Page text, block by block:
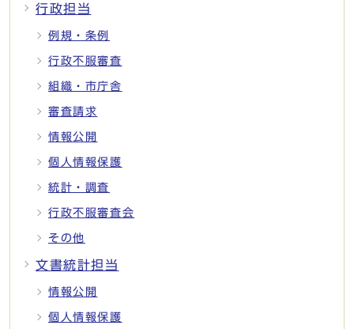
行政担当
例規・条例
行政不服審査
組織・市庁舎
審査請求
情報公開
個人情報保護
統計・調査
行政不服審査会
その他
文書統計担当
情報公開
個人情報保護